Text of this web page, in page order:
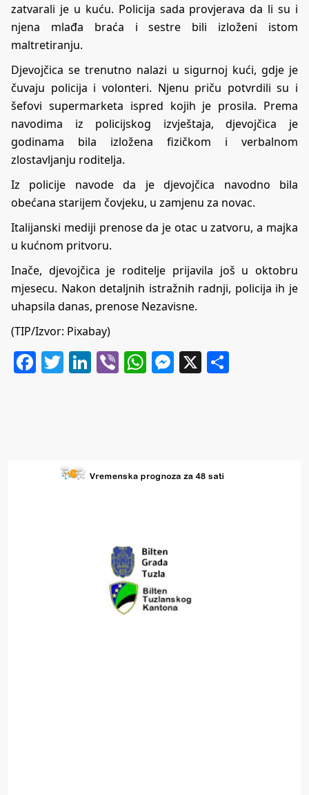
zatvarali je u kuću. Policija sada provjerava da li su i
njena mlađa braća i sestre bili izloženi istom
maltretiranju.
Djevojčica se trenutno nalazi u sigurnoj kući, gdje je
čuvaju policija i volonteri. Njenu priču potvrdili su i
šefovi supermarketa ispred kojih je prosila. Prema
navodima iz policijskog izvještaja, djevojčica je
godinama bila izložena fizičkom i verbalnom
zlostavljanju roditelja.
Iz policije navode da je djevojčica navodno bila
obećana starijem čovjeku, u zamjenu za novac.
Italijanski mediji prenose da je otac u zatvoru, a majka
u kućnom pritvoru.
Inače, djevojčica je roditelje prijavila još u oktobru
mjesecu. Nakon detaljnih istražnih radnji, policija ih je
uhapsila danas, prenose Nezavisne.
(TIP/Izvor: Pixabay)
Facebook
Twitter
LinkedIn
ViberWhatsApp
Messenger
X